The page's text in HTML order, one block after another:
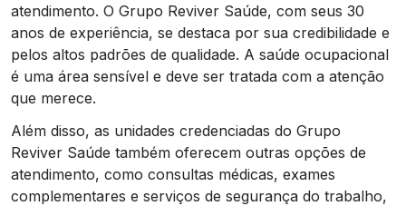
atendimento. O Grupo Reviver Saúde, com seus 30
anos de experiência, se destaca por sua credibilidade e
pelos altos padrões de qualidade. A saúde ocupacional
é uma área sensível e deve ser tratada com a atenção
que merece.
Além disso, as unidades credenciadas do Grupo
Reviver Saúde também oferecem outras opções de
atendimento, como consultas médicas, exames
complementares e serviços de segurança do trabalho,